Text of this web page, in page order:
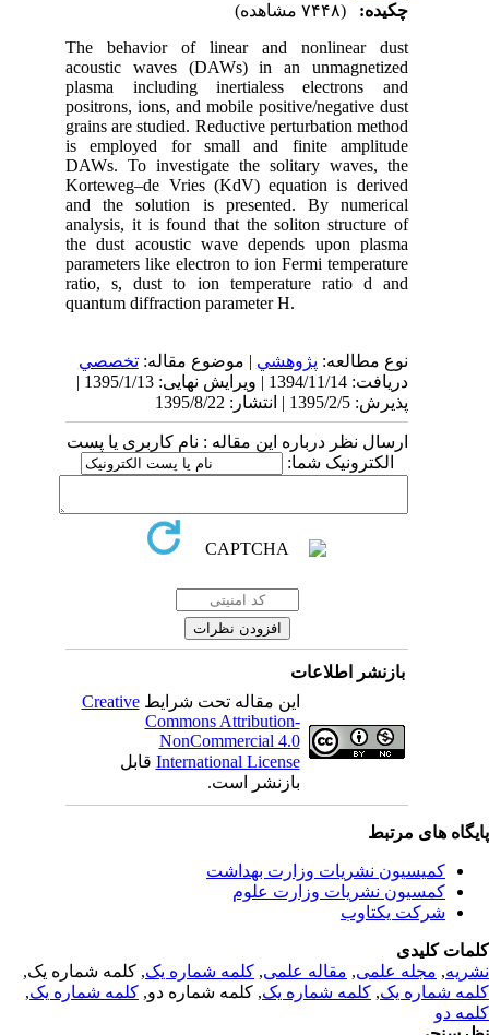
چکیده:
The behavior of linear and nonlinear dust
acoustic waves (DAWs) in an unmagnetized
plasma including inertialess electrons and
positrons, ions, and mobile positive/negative dust
grains are studied. Reductive perturbation method
is employed for small and finite amplitude
DAWs. To investigate the solitary waves, the
Korteweg–de Vries (KdV) equation is derived
and the solution is presented. By numerical
analysis, it is found that the soliton structure of
the dust acoustic wave depends upon plasma
parameters like electron to ion Fermi temperature
ratio, s, dust to ion temperature ratio d and
quantum diffraction parameter H.
نوع مطالعه:پژوهشي| موضوع مقاله:تخصصي
دریافت: 1394/11/14 | ویرایش نهایی: 1395/1/13 |
پذیرش: 1395/2/5 | انتشار: 1395/8/22
ارسال نظر درباره این مقاله : نام کاربری یا پست
الکترونیک شما:
بازنشر اطلاعات
این مقاله تحت شرایطCreative
Commons Attribution-
NonCommercial 4.0
International Licenseقابل
بازنشر است.
های مرتبط
کمیسیون نشریات وزارت بهداشت
کمسیون نشریات وزارت علوم
شرکت یکتاوب
کلیدی
,مجله علمی, مقاله علمی, کلمه شماره یک, کلمه شماره یک,
شماره یک,کلمه شماره یک, کلمه شماره دو,کلمه شماره یک,
دو